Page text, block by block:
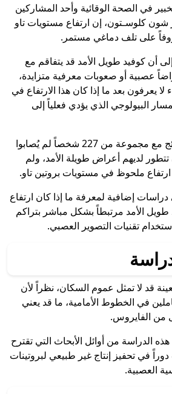
في الصحة الوقائية وأحد المشاركين
شون كلوسـتون، إن ارتفاع مستويات تاو
على تلف دماغي مستمر.
أن كوفيد طويل الأمد قد يتفاقم مع
عصبية أو صعوبات معرفية متزايدة،
يعرفون بعد ما إذا كان هذا الارتفاع في
البيولوجي الذي يؤدي فعلياً إلى
فيما قارن الباحثون النتائج مع مجموعة من 227 شخصاً لم يُصابوا
تتطور لديهم أعراض طويلة الأمد، ولم
ملحوظ في مستويات بروتين تاو.
إضافية لمعرفة ما إذا كان ارتفاع
الأمد مرتبطاً بشكل مباشر بتراكم
تقنيات التصوير العصبي.
قد لا تمثل عموم السكان، نظراً لأن
في الخطوط الأمامية، ما قد يعني
من الفايروس.
الدراسة من أوائل الأبحاث التي تقترح
في تحفيز إنتاج غير طبيعي لبروتينات
العصبية.